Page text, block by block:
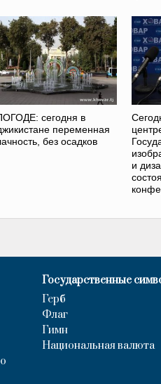
сегодня в
переменная
без осадков
и
Государственные
Герб
Флаг
Гимн
Национальная валюта